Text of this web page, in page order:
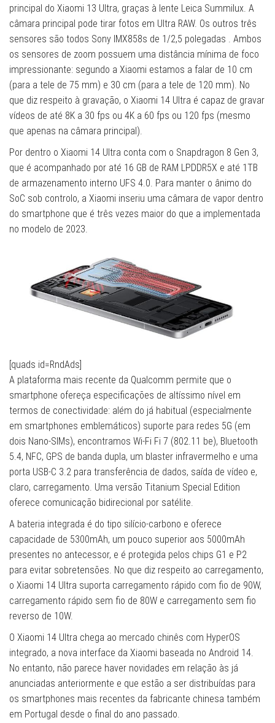
principal do Xiaomi 13 Ultra, graças à lente Leica Summilux. A
câmara principal pode tirar fotos em Ultra RAW. Os outros três
sensores são todos Sony IMX858s de 1/2,5 polegadas . Ambos
os sensores de zoom possuem uma distância mínima de foco
impressionante: segundo a Xiaomi estamos a falar de 10 cm
(para a tele de 75 mm) e 30 cm (para a tele de 120 mm). No
que diz respeito à gravação, o Xiaomi 14 Ultra é capaz de gravar
vídeos de até 8K a 30 fps ou 4K a 60 fps ou 120 fps (mesmo
que apenas na câmara principal).
Por dentro o Xiaomi 14 Ultra conta com o Snapdragon 8 Gen 3,
que é acompanhado por até 16 GB de RAM LPDDR5X e até 1TB
de armazenamento interno UFS 4.0. Para manter o ânimo do
SoC sob controlo, a Xiaomi inseriu uma câmara de vapor dentro
do smartphone que é três vezes maior do que a implementada
no modelo de 2023.
[quads id=RndAds]
A plataforma mais recente da Qualcomm permite que o
smartphone ofereça especificações de altíssimo nível em
termos de conectividade: além do já habitual (especialmente
em smartphones emblemáticos) suporte para redes 5G (em
dois Nano-SIMs), encontramos Wi-Fi Fi 7 (802.11 be), Bluetooth
5.4, NFC, GPS de banda dupla, um blaster infravermelho e uma
porta USB-C 3.2 para transferência de dados, saída de vídeo e,
claro, carregamento. Uma versão Titanium Special Edition
oferece comunicação bidirecional por satélite.
A bateria integrada é do tipo silício-carbono e oferece
capacidade de 5300mAh, um pouco superior aos 5000mAh
presentes no antecessor, e é protegida pelos chips G1 e P2
para evitar sobretensões. No que diz respeito ao carregamento,
o Xiaomi 14 Ultra suporta carregamento rápido com fio de 90W,
carregamento rápido sem fio de 80W e carregamento sem fio
reverso de 10W.
O Xiaomi 14 Ultra chega ao mercado chinês com HyperOS
integrado, a nova interface da Xiaomi baseada no Android 14.
No entanto, não parece haver novidades em relação às já
anunciadas anteriormente e que estão a ser distribuídas para
os smartphones mais recentes da fabricante chinesa também
em Portugal desde o final do ano passado.